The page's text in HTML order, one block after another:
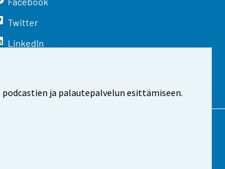
ja palautepalvelun esittämiseen.
Twitter
LinkedIn